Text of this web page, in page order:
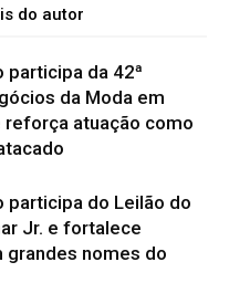
do autor
participa da 42ª
da Moda em
reforça atuação como
participa do Leilão do
Jr. e fortalece
grandes nomes do